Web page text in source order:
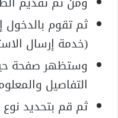
ثم تقوم بالدخول
(خدمة إرسال
وستظهر صفحة
التفاصيل
ثم قم بتحديد